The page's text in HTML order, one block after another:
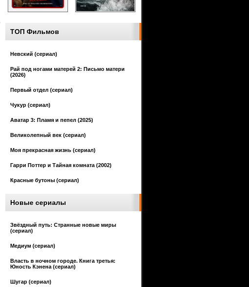
ТОП Фильмов
Невский (сериал)
Рай под ногами матерей 2: Письмо матери
(2026)
Первый отдел (сериал)
Чукур (сериал)
Аватар 3: Пламя и пепел (2025)
Великолепный век (сериал)
Моя прекрасная жизнь (сериал)
Гарри Поттер и Тайная комната (2002)
Красные бутоны (сериал)
Новые сериалы
Звёздный путь: Странные новые миры
(сериал)
Медиум (сериал)
Власть в ночном городе. Книга третья:
Юность Кэнена (сериал)
Шугар (сериал)